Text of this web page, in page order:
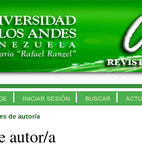
INICIAR SESIÓN BUSCAR
de autor/a
autor/a